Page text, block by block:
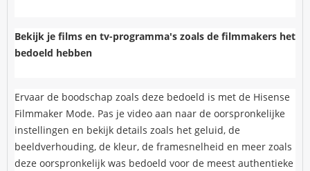
Bekijk je films en tv-programma's zoals de filmmakers het
bedoeld hebben
Ervaar de boodschap zoals deze bedoeld is met de Hisense
Filmmaker Mode. Pas je video aan naar de oorspronkelijke
instellingen en bekijk details zoals het geluid, de
beeldverhouding, de kleur, de framesnelheid en meer zoals
deze oorspronkelijk was bedoeld voor de meest authentieke